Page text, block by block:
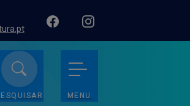
MENU